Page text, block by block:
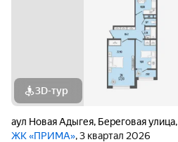
3D-тур
аул Новая Адыгея, Береговая улица,
ЖК «ПРИМА», 3 квартал 2026